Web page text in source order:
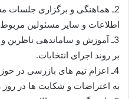
2ـ هماهنگی و برگزاری جلسات
اطلاعات و سایر مسئولین
3ـ آموزش و ساماندهی ناظرین
بر روند اجرای انتخابات.
4ـ اعزام تیم های بازرسی در
به اعتراضات و شکایت ها در